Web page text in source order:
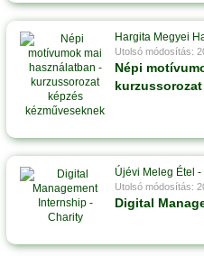
Hargita Megyei
Utolsó módosítás:
Népi
Újévi Meleg Étel -
Utolsó módosítás:
Digital